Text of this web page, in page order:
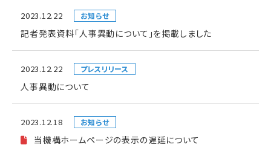
2023.12.22 お知らせ
記者発表資料「人事異動について」を掲載しました
2023.12.22 プレスリリース
人事異動について
2023.12.18 お知らせ
当機構ホームページの表示の遅延について